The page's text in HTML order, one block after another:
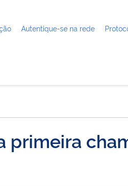
Autentique-se na rede
primeira